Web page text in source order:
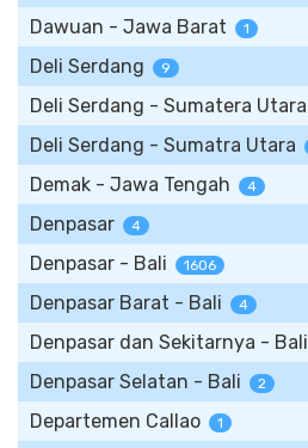
Dawuan - Jawa Barat 1
Deli Serdang 9
Deli Serdang - Sumatera Utara
Deli Serdang - Sumatra Utara
Demak - Jawa Tengah 4
Denpasar 4
Denpasar - Bali 1606
Denpasar Barat - Bali 4
Denpasar dan Sekitarnya - Bali
Denpasar Selatan - Bali 2
Departemen Callao 1